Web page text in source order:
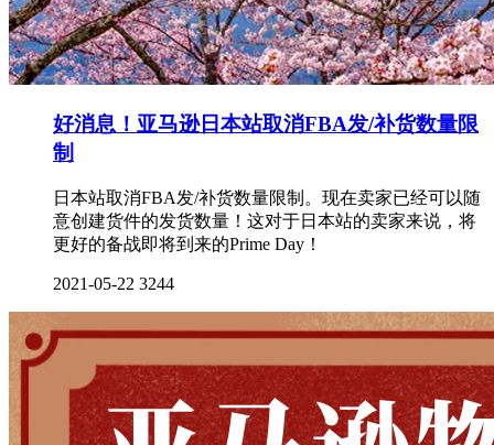
好消息！亚马逊日本站取消FBA发/补货数量限
制
日本站取消FBA发/补货数量限制。现在卖家已经可以随
意创建货件的发货数量！这对于日本站的卖家来说，将
更好的备战即将到来的Prime Day！
2021-05-22 3244